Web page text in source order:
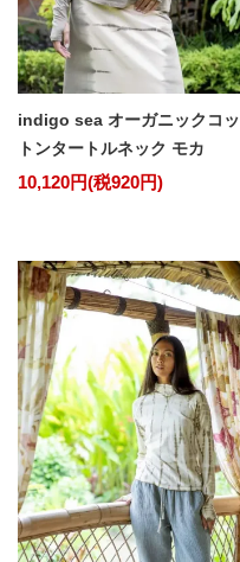
indigo sea オーガニックコッ
トンタートルネック モカ
10,120円(税920円)